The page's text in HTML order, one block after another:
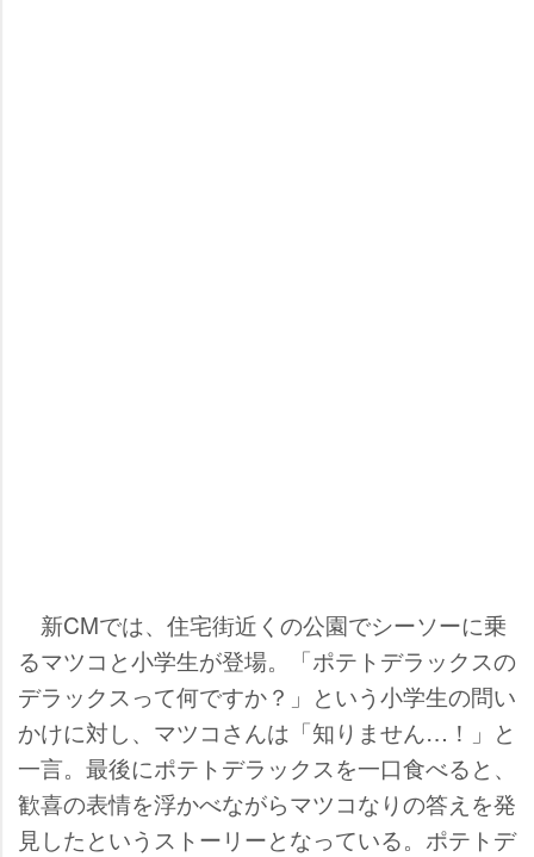
新CMでは、住宅街近くの公園でシーソーに乗
るマツコと小学生が登場。「ポテトデラックスの
デラックスって何ですか？」という小学生の問い
かけに対し、マツコさんは「知りません…！」と
一言。最後にポテトデラックスを一口食べると、
歓喜の表情を浮かべながらマツコなりの答えを発
見したというストーリーとなっている。ポテトデ